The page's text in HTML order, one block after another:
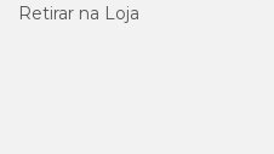
Retirar na Loja